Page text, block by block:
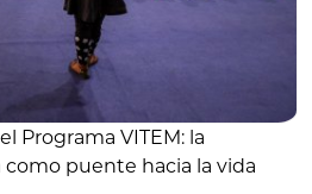
Programa VITEM: la
puente hacia la vida